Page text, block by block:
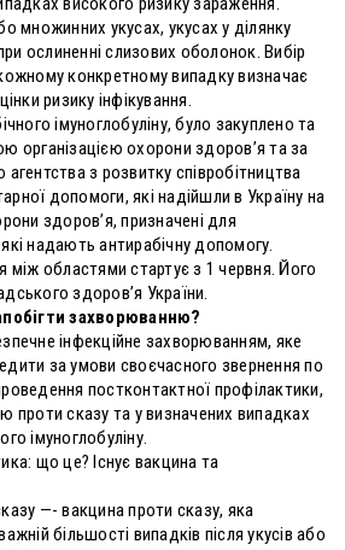
множинних укусах, укусах у ділянку
ослиненні слизових оболонок. Вибір
конкретному випадку визначає
ризику інфікування.
імуноглобуліну, було закуплено та
організацією охорони здоров’я та за
з розвитку співробітництва
допомоги, які надійшли в Україну на
здоровʼя, призначені для
надають антирабічну допомогу.
між областями стартує з 1 червня. Його
здоров’я України.
захворюванню?
інфекційне захворюванням, яке
за умови своєчасного звернення по
постконтактної профілактики,
проти сказу та у визначених випадках
імуноглобуліну.
що це? Існує вакцина та
—- вакцина проти сказу, яка
більшості випадків після укусів або